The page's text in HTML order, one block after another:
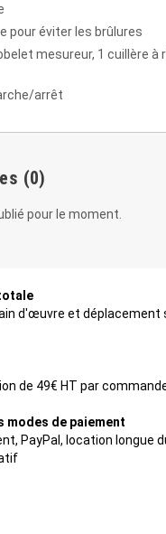
pour éviter les brûlures
mesureur, 1 cuillère à
arrêt
(0)
pour le moment.
d'œuvre et déplacement
de 49€ HT par
modes de paiement
PayPal, location longue